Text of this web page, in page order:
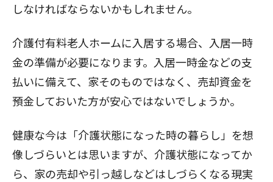
しなければならないかもしれません。
介護付有料老人ホームに入居する場合、入居一時
金の準備が必要になります。入居一時金などの支
払いに備えて、家そのものではなく、売却資金を
預金しておいた方が安心ではないでしょうか。
健康な今は「介護状態になった時の暮らし」を想
像しづらいとは思いますが、介護状態になってか
ら、家の売却や引っ越しなどはしづらくなる現実